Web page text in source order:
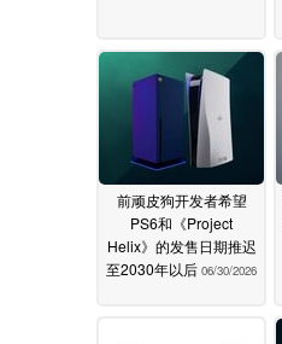
前顽皮狗开发者希望
PS6和《Project
Helix》的发售日期推迟
至2030年以后 06/30/2026